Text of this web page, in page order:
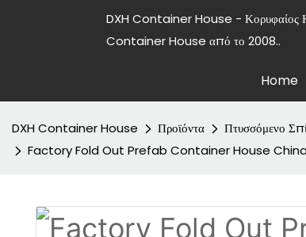
DXH Container House - Κορυφαίος
Container House από το 2008..
Home
DXH Container House Προϊόντα Πτυσσόμενο
Factory Fold Out Prefab Container House China